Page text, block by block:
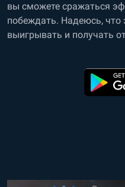
вы сможете сражаться
побеждать. Надеюсь, что
выигрывать и получать